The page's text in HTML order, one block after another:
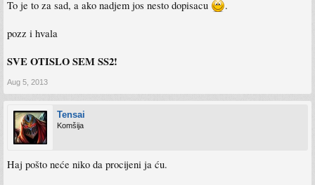
To je to za sad, a ako nadjem jos nesto dopisacu .
pozz i hvala
SVE OTISLO SEM SS2!
Aug 5, 2013
Tensai
Komšija
Haj pošto neće niko da procijeni ja ću.